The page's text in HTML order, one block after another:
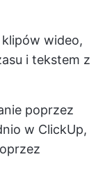
wideo,
i tekstem z
poprzez
w ClickUp,